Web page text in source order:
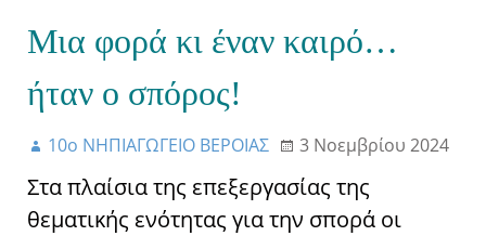
Μια φορά κι έναν καιρό…
ήταν ο σπόρος!
10ο ΝΗΠΙΑΓΩΓΕΙΟ ΒΕΡΟΙΑΣ 3 Νοεμβρίου 2024
Στα πλαίσια της επεξεργασίας της
θεματικής ενότητας για την σπορά οι